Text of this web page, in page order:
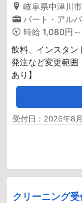
岐阜県中津川
パート・アル
時給 1,080円
飲料、インスタン
発注など変更範囲
あり】
受付日：2026年8
クリーニング